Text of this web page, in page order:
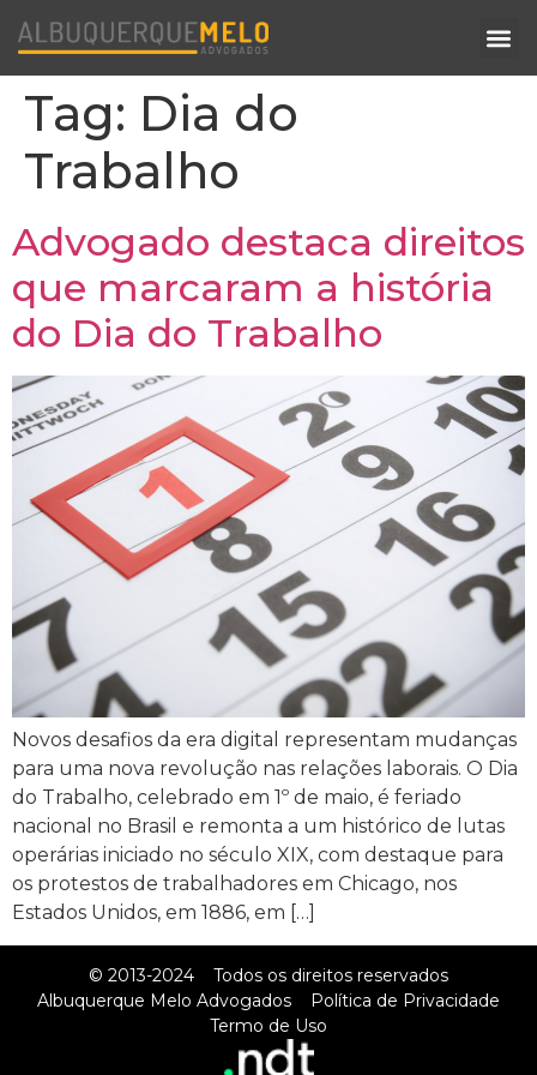
Tag: Dia do
Trabalho
Advogado destaca direitos
que marcaram a história
do Dia do Trabalho
Novos desafios da era digital representam mudanças
para uma nova revolução nas relações laborais. O Dia
do Trabalho, celebrado em 1º de maio, é feriado
nacional no Brasil e remonta a um histórico de lutas
operárias iniciado no século XIX, com destaque para
os protestos de trabalhadores em Chicago, nos
Estados Unidos, em 1886, em […]
© 2013-2024
Todos os direitos reservados
Albuquerque Melo Advogados
Política de Privacidade
Termo de Uso